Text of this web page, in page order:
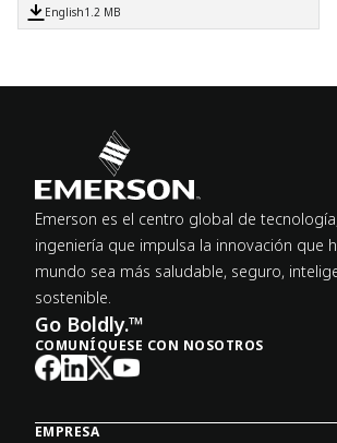
English1.2 MB
Emerson es el centro global de
ingeniería que impulsa la innovación que
mundo sea más saludable, seguro,
sostenible.
Go Boldly.™
COMUNÍQUESE CON NOSOTROS
EMPRESA